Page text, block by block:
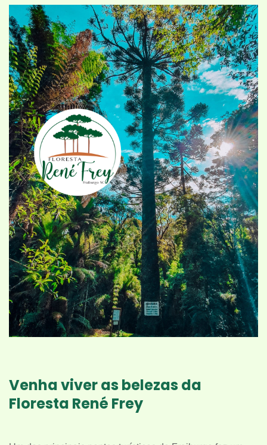
Venha viver as belezas da
Floresta René Frey